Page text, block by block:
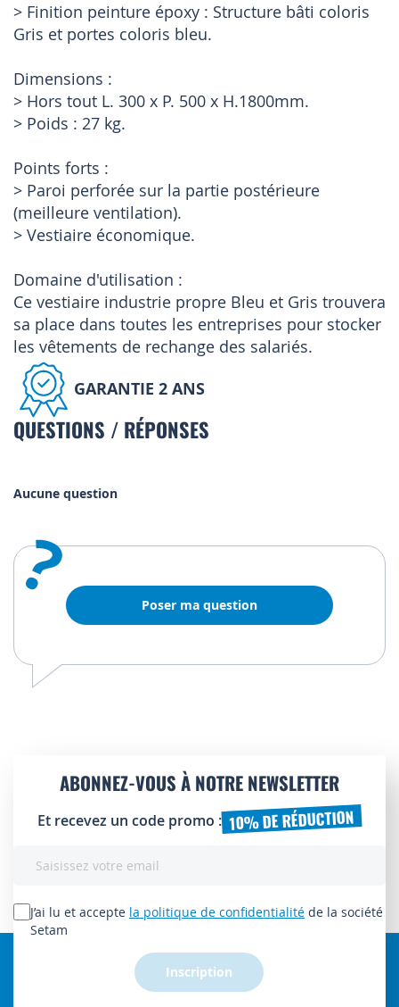
> Finition peinture époxy : Structure bâti coloris
Gris et portes coloris bleu.
Dimensions :
> Hors tout L. 300 x P. 500 x H.1800mm.
> Poids : 27 kg.
Points forts :
> Paroi perforée sur la partie postérieure
(meilleure ventilation).
> Vestiaire économique.
Domaine d'utilisation :
Ce vestiaire industrie propre Bleu et Gris trouvera
sa place dans toutes les entreprises pour stocker
les vêtements de rechange des salariés.
GARANTIE 2 ANS
QUESTIONS / RÉPONSES
Aucune question
? Poser ma question
ABONNEZ-VOUS À NOTRE NEWSLETTER
Et recevez un code promo : 10% DE RÉDUCTION
lettre
d’information
J’ai lu et accepte la politique de confidentialité de la société
Setam
Inscription